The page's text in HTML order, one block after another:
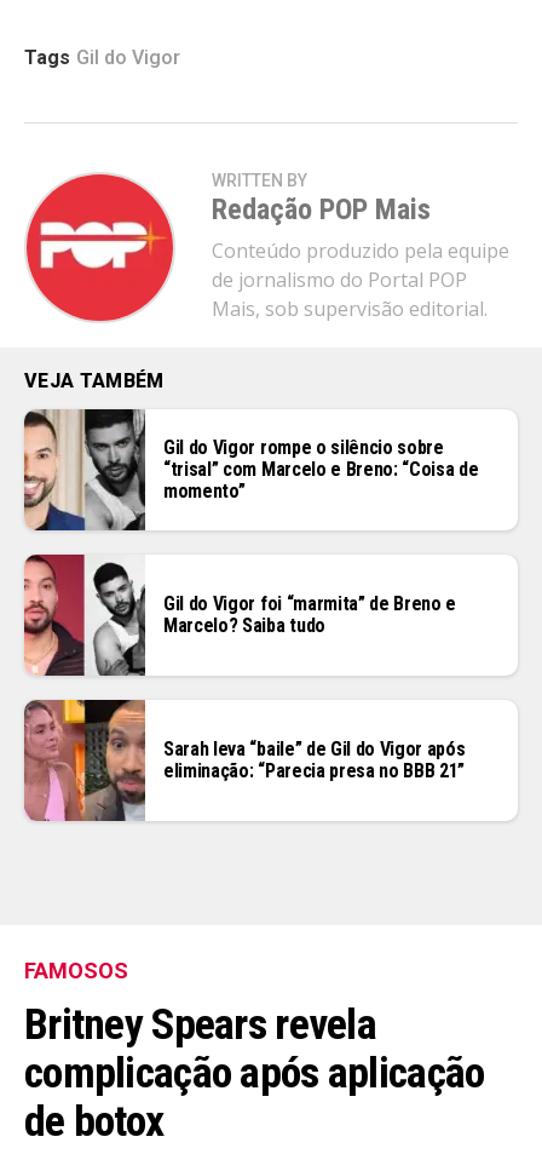
Tags Gil do Vigor
WRITTEN BY
Redação POP Mais
Conteúdo produzido pela equipe
de jornalismo do Portal POP
Mais, sob supervisão editorial.
VEJA TAMBÉM
Gil do Vigor rompe o silêncio sobre
“trisal” com Marcelo e Breno: “Coisa de
momento”
Gil do Vigor foi “marmita” de Breno e
Marcelo? Saiba tudo
Sarah leva “baile” de Gil do Vigor após
eliminação: “Parecia presa no BBB 21”
FAMOSOS
Britney Spears revela
complicação após aplicação
de botox